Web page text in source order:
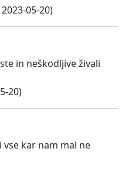
05-20)
in neškodljive živali
20)
kar nam mal ne